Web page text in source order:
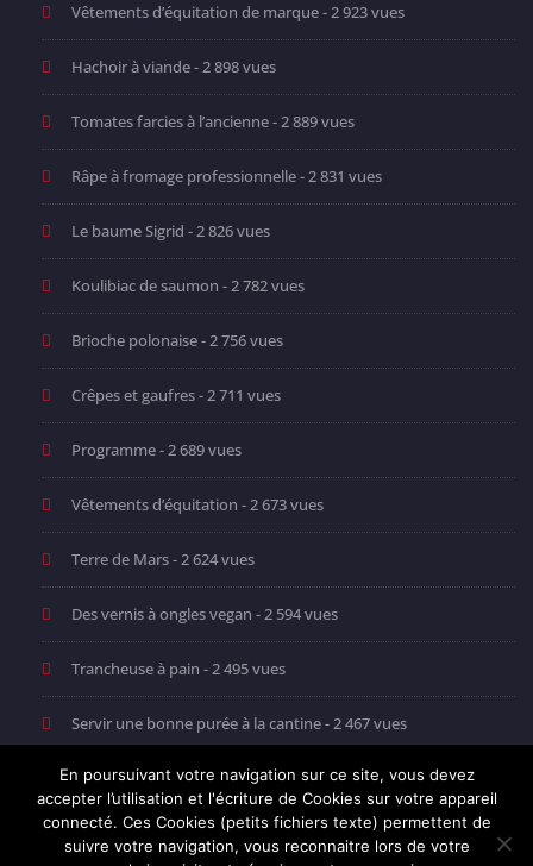
Vêtements d’équitation de marque- 2 923 vues
Hachoir à viande- 2 898 vues
Tomates farcies à l’ancienne- 2 889 vues
Râpe à fromage professionnelle- 2 831 vues
Le baume Sigrid - 2 826 vues
Koulibiac de saumon - 2 782 vues
Brioche polonaise- 2 756 vues
Crêpes et gaufres- 2 711 vues
Programme- 2 689 vues
Vêtements d’équitation - 2 673 vues
Terre de Mars- 2 624 vues
Des vernis à ongles vegan - 2 594 vues
Trancheuse à pain - 2 495 vues
Servir une bonne purée à la cantine- 2 467 vues
Vitrine chaude - 2 410 vues
En poursuivant votre navigation sur ce site, vous devez
accepter l’utilisation et l'écriture de Cookies sur votre appareil
connecté. Ces Cookies (petits fichiers texte) permettent de
suivre votre navigation, vous reconnaitre lors de votre